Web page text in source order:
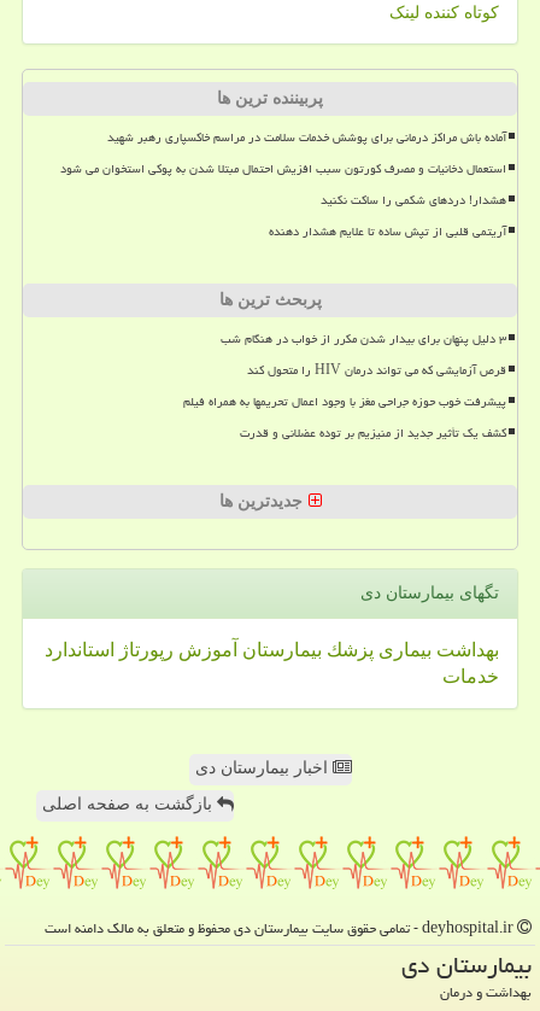
کوتاه کننده لینک
پربیننده ترین ها
آماده باش مراکز درمانی برای پوشش خدمات سلامت در مراسم خاکسپاری رهبر شهید
استعمال دخانیات و مصرف کورتون سبب افزیش احتمال مبتلا شدن به پوکی استخوان می شود
هشدار! دردهای شکمی را ساکت نکنید
آریتمی قلبی از تپش ساده تا علایم هشدار دهنده
پربحث ترین ها
۳ دلیل پنهان برای بیدار شدن مکرر از خواب در هنگام شب
قرص آزمایشی که می تواند درمان HIV را متحول کند
پیشرفت خوب حوزه جراحی مغز با وجود اعمال تحریمها به همراه فیلم
کشف یک تأثیر جدید از منیزیم بر توده عضلانی و قدرت
جدیدترین ها
تگهای بیمارستان دی
بهداشت بیماری پزشك بیمارستان آموزش رپورتاژ
استاندارد
خدمات
اخبار بیمارستان دی
بازگشت به صفحه اصلی
بیمارستان دی
بهداشت و درمان